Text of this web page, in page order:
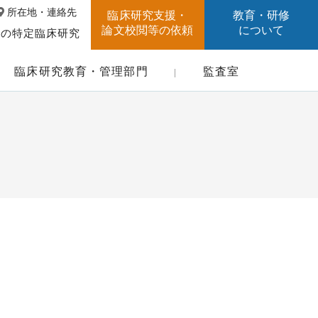
所在地・連絡先
特定臨床研究
臨床研究支援・
論文校閲等の依頼
教育・研修
について
臨床研究教育・管理部門 監査室